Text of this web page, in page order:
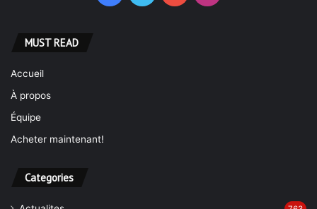
MUST READ
Accueil
À propos
Équipe
Acheter maintenant!
Categories